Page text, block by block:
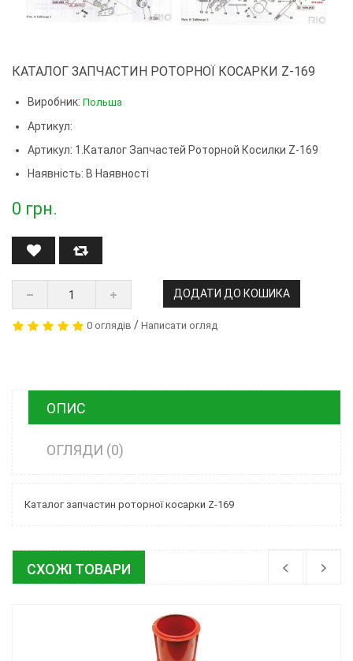
КАТАЛОГ ЗАПЧАСТИН РОТОРНОЇ КОСАРКИ Z-169
Виробник: Польша
Артикул:
Артикул: 1.Каталог Запчастей Роторной Косилки Z-169
Наявність: В Наявності
0 грн.
ДОДАТИ ДО КОШИКА
0 оглядів / Написати огляд
ОПИС
ОГЛЯДИ (0)
Каталог запчастин роторної косарки Z-169
СХОЖІ ТОВАРИ